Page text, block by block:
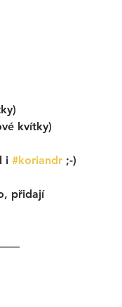
kvítky)
i #koriandr ;-)
přidají